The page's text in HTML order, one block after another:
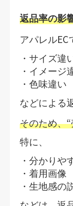
返品率の影
アパレルEC
・サイズ違
・イメージ
・色味違い
などによる
そのため、“
特に、
・分かりや
・着用画像
・生地感の